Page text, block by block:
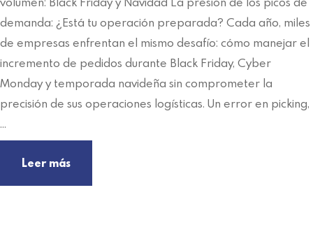
demanda: ¿Está tu operación preparada? Cada año, miles
de empresas enfrentan el mismo desafío: cómo manejar el
incremento de pedidos durante Black Friday, Cyber
Monday y temporada navideña sin comprometer la
precisión de sus operaciones logísticas. Un error en picking,
…
Leer más